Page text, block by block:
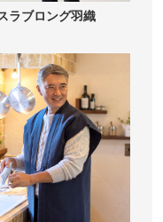
ラブロング羽織